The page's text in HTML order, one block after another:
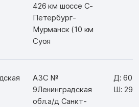
426 км шоссе С-
Петербург-
Мурманск (10 км
Суоя
АЗС №
9Ленинградская
обл.а/д Санкт-
Д:
Ш: